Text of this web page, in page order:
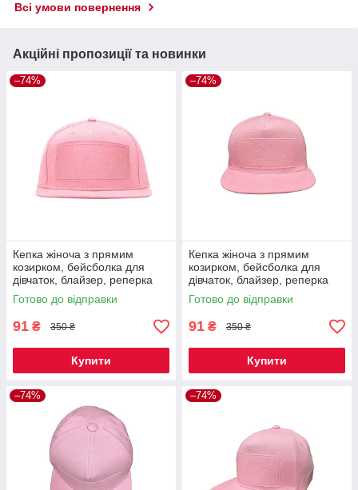
Всі умови повернення
Акційні пропозиції та новинки
–74%
Кепка жіноча з прямим
козирком, бейсболка для
дівчаток, блайзер, реперка
рожева однотонна Код 60-
0015
Готово до відправки
91 ₴ 350 ₴
Купити
–74%
Кепка жіноча з прямим
козирком, бейсболка для
дівчаток, блайзер, реперка
рожева однотонна Код 60-
0014
Готово до відправки
91 ₴ 350 ₴
Купити
–74% –74%